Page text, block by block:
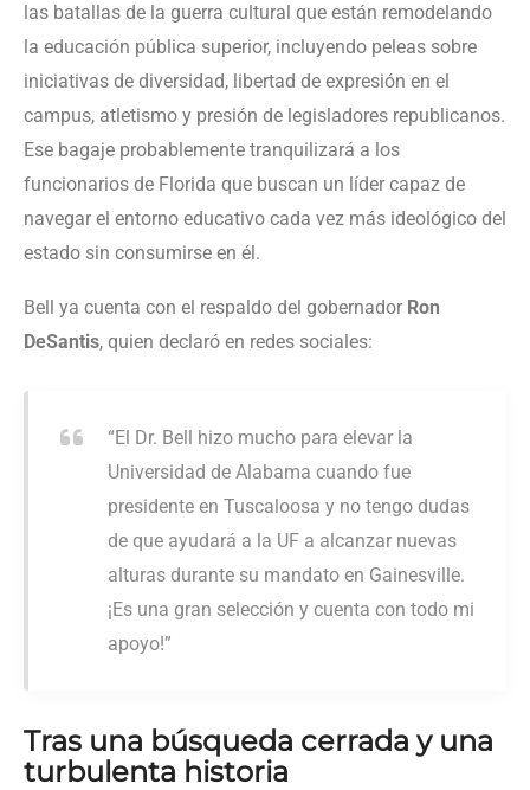
las batallas de la guerra cultural que están remodelando
la educación pública superior, incluyendo peleas sobre
iniciativas de diversidad, libertad de expresión en el
campus, atletismo y presión de legisladores republicanos.
Ese bagaje probablemente tranquilizará a los
funcionarios de Florida que buscan un líder capaz de
navegar el entorno educativo cada vez más ideológico del
estado sin consumirse en él.
Bell ya cuenta con el respaldo del gobernador Ron
DeSantis, quien declaró en redes sociales:
“El Dr. Bell hizo mucho para elevar la
Universidad de Alabama cuando fue
presidente en Tuscaloosa y no tengo dudas
de que ayudará a la UF a alcanzar nuevas
alturas durante su mandato en Gainesville.
¡Es una gran selección y cuenta con todo mi
apoyo!”
Tras una búsqueda cerrada y una
turbulenta historia